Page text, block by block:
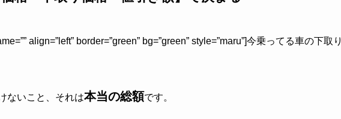
align=”left” border=”green” bg=”green” style=”maru”]今乗ってる車の下取り
ないこと、それは本当の総額です。